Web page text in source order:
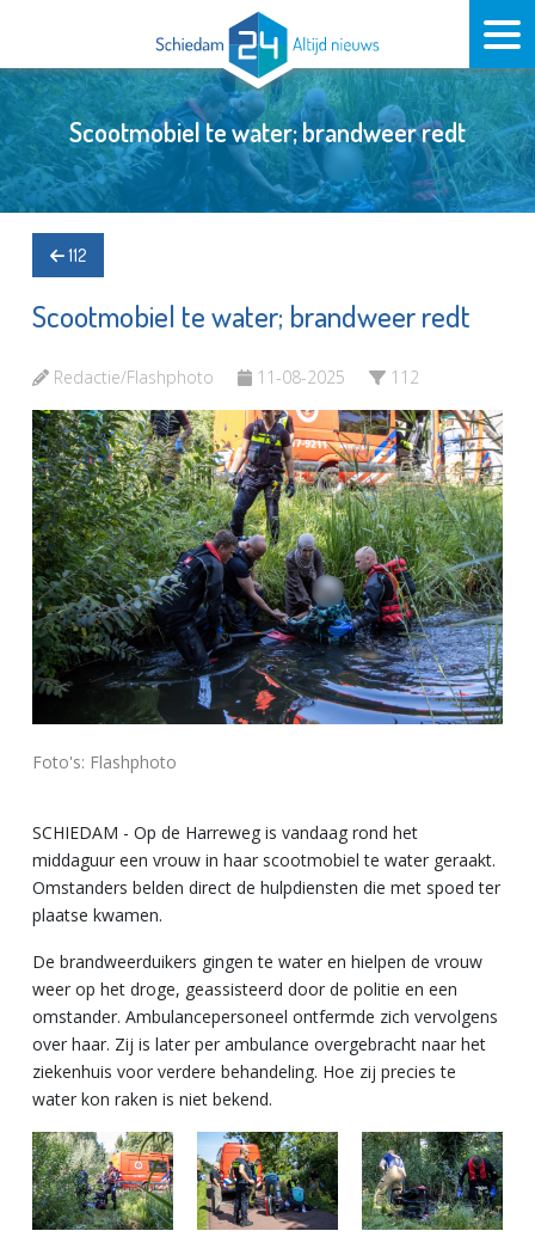
Scootmobiel te water; brandweer redt
112
Scootmobiel te water; brandweer redt
Redactie/Flashphoto 11-08-2025 112
Foto's: Flashphoto
SCHIEDAM - Op de Harreweg is vandaag rond het
middaguur een vrouw in haar scootmobiel te water geraakt.
Omstanders belden direct de hulpdiensten die met spoed ter
plaatse kwamen.
De brandweerduikers gingen te water en hielpen de vrouw
weer op het droge, geassisteerd door de politie en een
omstander. Ambulancepersoneel ontfermde zich vervolgens
over haar. Zij is later per ambulance overgebracht naar het
ziekenhuis voor verdere behandeling. Hoe zij precies te
water kon raken is niet bekend.